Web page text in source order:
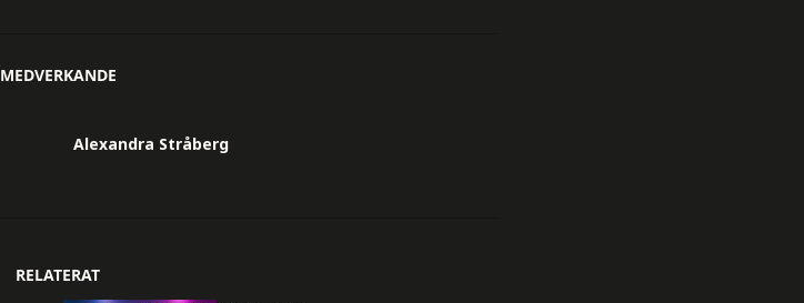
MEDVERKANDE
Alexandra Stråberg
RELATERAT